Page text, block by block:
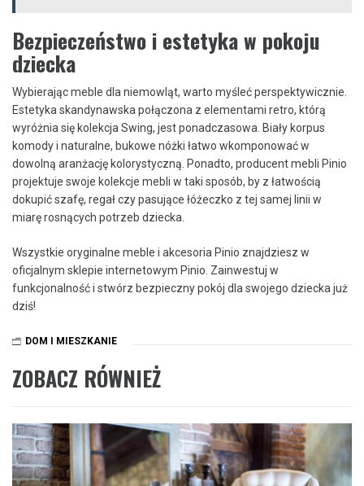
Bezpieczeństwo i estetyka w pokoju
dziecka
Wybierając meble dla niemowląt, warto myśleć perspektywicznie.
Estetyka skandynawska połączona z elementami retro, którą
wyróżnia się kolekcja Swing, jest ponadczasowa. Biały korpus
komody i naturalne, bukowe nóżki łatwo wkomponować w
dowolną aranżację kolorystyczną. Ponadto, producent mebli Pinio
projektuje swoje kolekcje mebli w taki sposób, by z łatwością
dokupić szafę, regał czy pasujące łóżeczko z tej samej linii w
miarę rosnących potrzeb dziecka.
Wszystkie oryginalne meble i akcesoria Pinio znajdziesz w
oficjalnym sklepie internetowym Pinio. Zainwestuj w
funkcjonalność i stwórz bezpieczny pokój dla swojego dziecka już
dziś!
DOM I MIESZKANIE
ZOBACZ RÓWNIEŻ